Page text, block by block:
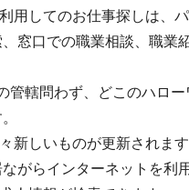
してのお仕事探しは、パ
窓口での職業相談、職業
轄問わず、どこのハロー
しいものが更新されます
らインターネットを利